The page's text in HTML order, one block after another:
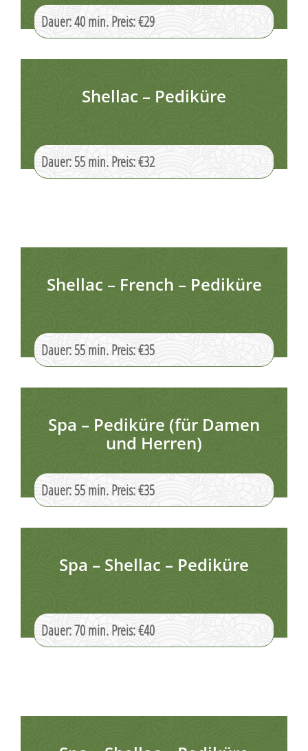
Dauer: 40 min. Preis: €29
Shellac – Pediküre
Dauer: 55 min. Preis: €32
Shellac – French – Pediküre
Dauer: 55 min. Preis: €35
Spa – Pediküre (für Damen
und Herren)
Dauer: 55 min. Preis: €35
Spa – Shellac – Pediküre
Dauer: 70 min. Preis: €40